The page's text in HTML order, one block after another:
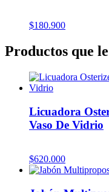
$180.900
Productos que
Licuadora
Vaso De Vidrio
$620.000